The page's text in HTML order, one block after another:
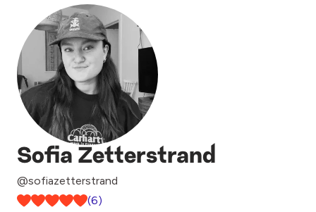
Sofia Zetterstrand
@sofiazetterstrand
(6)